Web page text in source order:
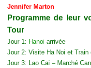
Jennifer Marton
Programme de leur
Tour
Jour 1: Hanoi arrivée
Jour 2: Visite Ha Noi et Train
Jour 3: Lao Cai – Marché